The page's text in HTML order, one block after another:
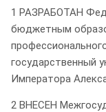
1 РАЗРАБОТАН
бюджетным
государственный
Императора
2 ВНЕСЕН